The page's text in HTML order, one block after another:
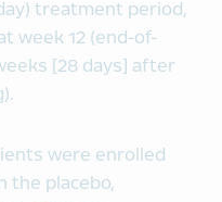
treatment period,
week 12 (end-of-
[28 days] after
were enrolled
the placebo,